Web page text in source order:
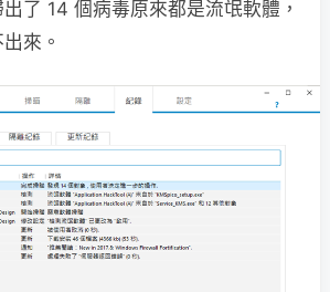
了 14 個病毒原來都是流氓軟體，
來。